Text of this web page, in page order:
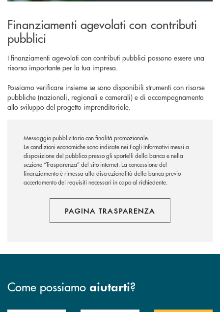
Finanziamenti agevolati con contributi
pubblici
I finanziamenti agevolati con contributi pubblici possono essere una
risorsa importante per la tua impresa.
Possiamo verificare insieme se sono disponibili strumenti con risorse
pubbliche (nazionali, regionali e camerali) e di accompagnamento
allo sviluppo del progetto imprenditoriale.
Messaggio pubblicitario con finalità promozionale.
Le condizioni economiche sono indicate nei Fogli Informativi messi a
disposizione del pubblico presso gli sportelli della banca e nella
sezione “Trasparenza” del sito internet.La concessione del
finanziamento è rimessa alla discrezionalità della banca previo
accertamento dei requisiti necessari in capo al richiedente.
PAGINA TRASPARENZA
Come possiamo aiutarti?